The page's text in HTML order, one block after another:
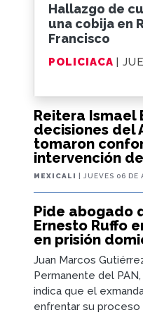
Reitera Ismael
decisiones del
tomaron
intervención
MEXICALI | JUEVES 06 DE
Pide abogado
Ernesto Ruffo
en prisión
Juan Marcos
Permanente del
indica que el
enfrentar su proceso
Hallazgo de
una cobija en
Francisco
POLICIACA |